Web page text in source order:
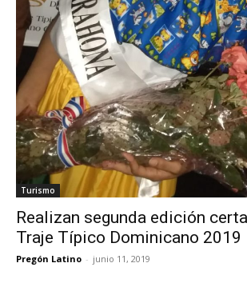
Turismo
Realizan segunda edición
Traje Típico Dominicano 2019
Pregón Latino - junio 11, 2019